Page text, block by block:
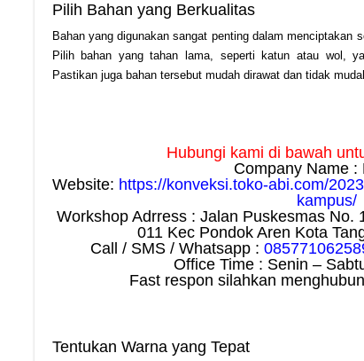
Pilih Bahan yang Berkualitas
Bahan yang digunakan sangat penting dalam menciptakan
Pilih bahan yang tahan lama, seperti katun atau wol,
Pastikan juga bahan tersebut mudah dirawat dan tidak
Hubungi kami di bawah
Company Name :
Website: https://konveksi.toko-abi.com/
kampus/
Workshop Adrress : Jalan Puskesmas No.
011 Kec Pondok Aren Kota
Call / SMS / Whatsapp :
Office Time : Senin –
Fast respon silahkan
Tentukan Warna yang Tepat